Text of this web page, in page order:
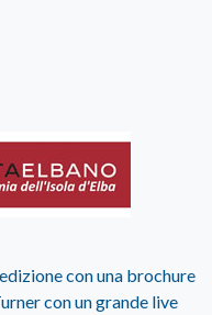
con una brochure
con un grande live